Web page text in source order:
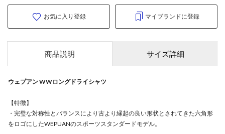
お気に入り登録 マイブランドに登録
商品説明 サイズ詳細
ウェプアン WWロングドライシャツ
【特徴】
・完璧な対称性とバランスにより古より縁起の良い形状とされてきた六角形
をロゴにしたWEPUANのスポーツスタンダードモデル。